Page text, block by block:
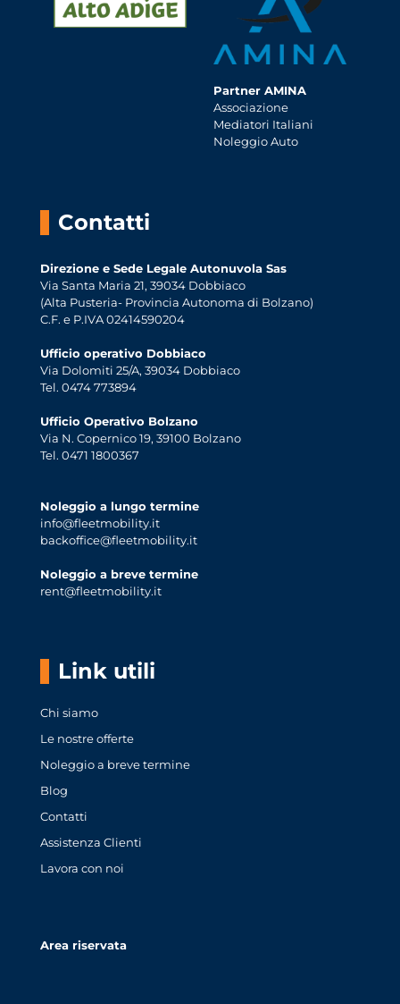
Partner AMINA
Associazione
Mediatori Italiani
Noleggio Auto
Contatti
Direzione e Sede Legale Autonuvola Sas
Via Santa Maria 21, 39034 Dobbiaco
(Alta Pusteria- Provincia Autonoma di Bolzano)
C.F. e P.IVA 02414590204
Ufficio operativo Dobbiaco
Via Dolomiti 25/A, 39034 Dobbiaco
Tel. 0474 773894
Ufficio Operativo Bolzano
Via N. Copernico 19, 39100 Bolzano
Tel. 0471 1800367
Noleggio a lungo termine
info@fleetmobility.it
backoffice@fleetmobility.it
Noleggio a breve termine
rent@fleetmobility.it
Link utili
Chi siamo
Le nostre offerte
Noleggio a breve termine
Blog
Contatti
Assistenza Clienti
Lavora con noi
Area riservata